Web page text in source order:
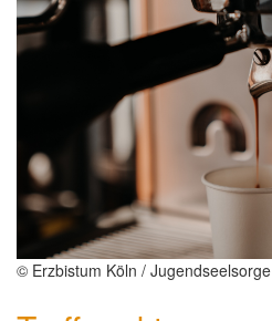
© Erzbistum Köln / Jugendseelsorge